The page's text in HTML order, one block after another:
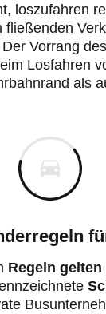
loszufahren
fließenden
Vorrang
Losfahren
als
Regeln